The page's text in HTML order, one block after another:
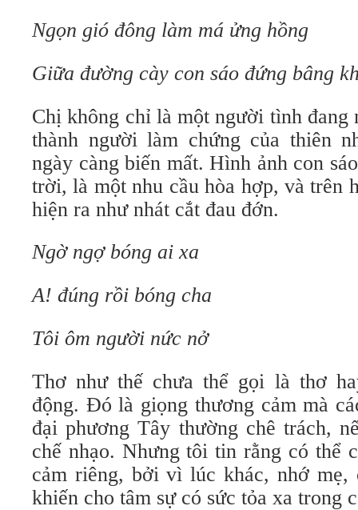
Ngọn gió đông làm má ửng hồng
Giữa đường cày con sáo đứng bâng
Chị không chỉ là một người tình đang
thành người làm chứng của thiên
ngày càng biến mất. Hình ảnh con
trời, là một nhu cầu hòa hợp, và trên
hiện ra như nhát cắt đau đớn.
Ngờ ngợ bóng ai xa
A! đúng rồi bóng cha
Tôi ôm người nức nở
Thơ như thế chưa thể gọi là thơ
động. Đó là giọng thương cảm mà
đại phương Tây thường chê trách,
chế nhạo. Nhưng tôi tin rằng có thể
cảm riêng, bởi vì lúc khác, nhớ
khiến cho tâm sự có sức tỏa xa trong